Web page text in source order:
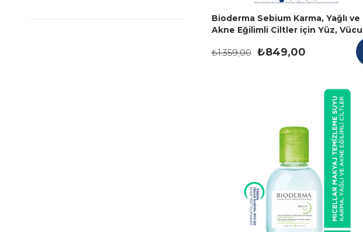
Bioderma Sebium Karma, Yağlı ve
Akne Eğilimli Ciltler için Yüz,
₺849,00
₺1.359,00